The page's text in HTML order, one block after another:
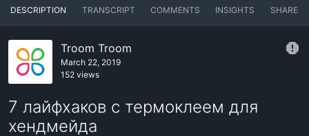
DESCRIPTION TRANSCRIPT COMMENTS INSIGHTS SHARE
Troom Troom
March 22, 2019
152 views
7 лайфхаков с термоклеем для
хендмейда